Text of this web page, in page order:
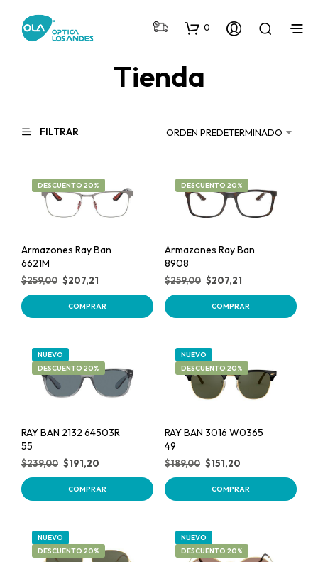
0
Tienda
FILTRAR ORDEN PREDETERMINADO
DESCUENTO 20%
Armazones Ray Ban
6621M
$259,00 $207,21
COMPRAR
DESCUENTO 20%
Armazones Ray Ban
8908
$259,00 $207,21
COMPRAR
DESCUENTO 20%
NUEVO
RAY BAN 2132 64503R
55
$239,00 $191,20
COMPRAR
DESCUENTO 20%
NUEVO
RAY BAN 3016 W0365
49
$189,00 $151,20
COMPRAR
DESCUENTO 20%
NUEVO
DESCUENTO 20%
NUEVO